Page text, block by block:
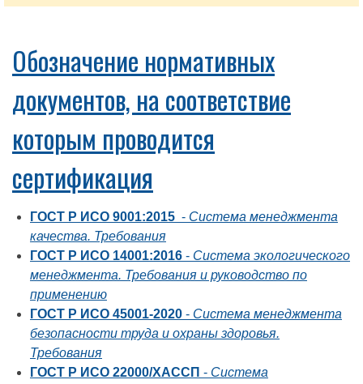
Обозначение нормативных
документов, на соответствие
которым проводится
сертификация
ГОСТ Р ИСО 9001:2015 - Система менеджмента
качества. Требования
ГОСТ Р ИСО 14001:2016 - Система экологического
менеджмента. Требования и руководство по
применению
ГОСТ Р ИСО 45001-2020 - Система менеджмента
безопасности труда и охраны здоровья.
Требования
ГОСТ Р ИСО 22000/ХАССП - Система